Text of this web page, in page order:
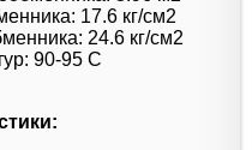
17.6 кг/см2
24.6 кг/см2
90-95 C